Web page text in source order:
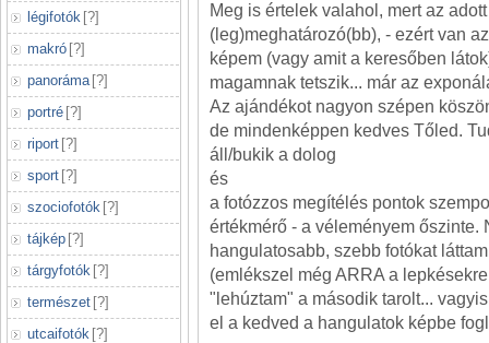
légifotók [?]
makró [?]
panoráma [?]
portré [?]
riport [?]
sport [?]
szociofotók [?]
tájkép [?]
tárgyfotók [?]
természet [?]
utcaifotók [?]
Meg is értelek valahol, mert az
(leg)meghatározó(bb), - ezért van
képem (vagy amit a keresőben
magamnak tetszik... már az
Az ajándékot nagyon szépen
de mindenképpen kedves Tőled.
áll/bukik a dolog
és
a fotózzos megítélés pontok
értékmérő - a véleményem őszinte.
hangulatosabb, szebb fotókat
(emlékszel még ARRA a
"lehúztam" a második tarolt...
el a kedved a hangulatok képbe